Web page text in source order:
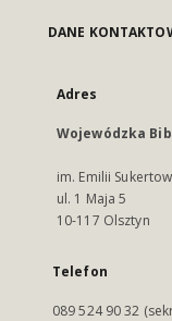
DANE
Adres
Wojewódzka
im. Emilii
ul. 1 Maja 5
10-117 Olsztyn
Telefon
089 524 90 32